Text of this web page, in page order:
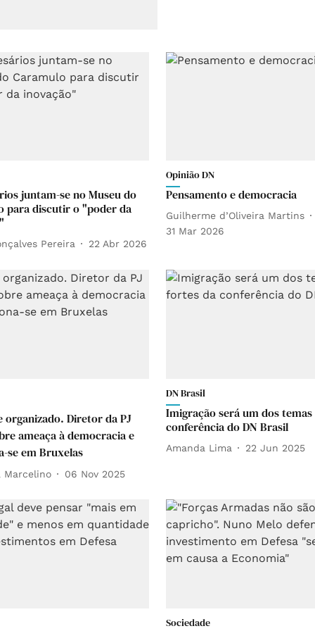
juntam-se no Museu do
para discutir o "poder da
Pereira 22 Abr 2026
Opinião DN
Pensamento e democracia
Guilherme d’Oliveira Martins
31 Mar 2026
organizado. Diretor da PJ
ameaça à democracia e
se em Bruxelas
Marcelino 06 Nov 2025
DN Brasil
Imigração será um dos
conferência do DN Brasil
Amanda Lima 22 Jun 2025
Sociedade